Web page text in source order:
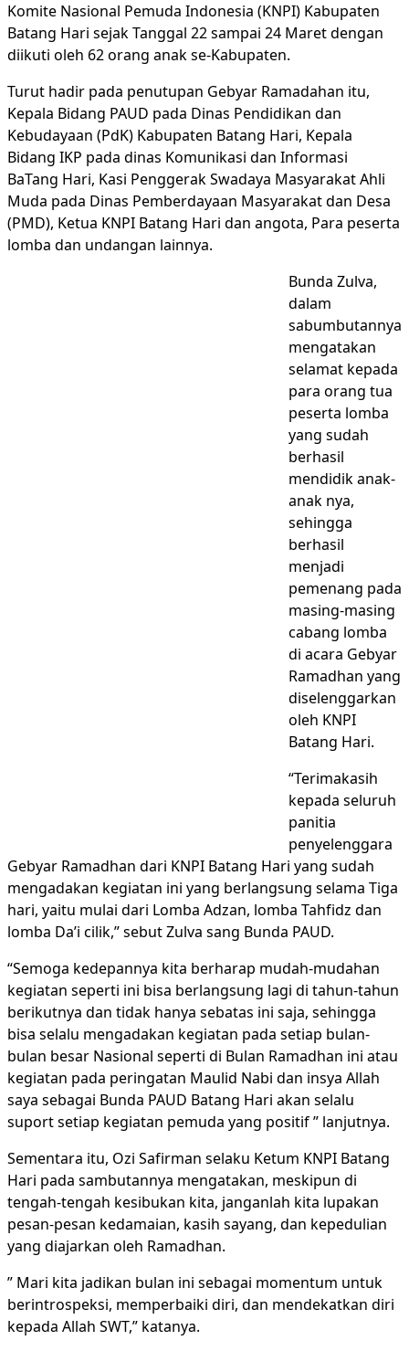
Komite Nasional Pemuda Indonesia (KNPI) Kabupaten
Batang Hari sejak Tanggal 22 sampai 24 Maret dengan
diikuti oleh 62 orang anak se-Kabupaten.
Turut hadir pada penutupan Gebyar Ramadahan itu,
Kepala Bidang PAUD pada Dinas Pendidikan dan
Kebudayaan (PdK) Kabupaten Batang Hari, Kepala
Bidang IKP pada dinas Komunikasi dan Informasi
BaTang Hari, Kasi Penggerak Swadaya Masyarakat Ahli
Muda pada Dinas Pemberdayaan Masyarakat dan Desa
(PMD), Ketua KNPI Batang Hari dan angota, Para peserta
lomba dan undangan lainnya.
Bunda Zulva,
dalam
sabumbutannya
mengatakan
selamat kepada
para orang tua
peserta lomba
yang sudah
berhasil
mendidik anak-
anak nya,
sehingga
berhasil
menjadi
pemenang pada
masing-masing
cabang lomba
di acara Gebyar
Ramadhan yang
diselenggarkan
oleh KNPI
Batang Hari.
“Terimakasih
kepada seluruh
panitia
penyelenggara
Gebyar Ramadhan dari KNPI Batang Hari yang sudah
mengadakan kegiatan ini yang berlangsung selama Tiga
hari, yaitu mulai dari Lomba Adzan, lomba Tahfidz dan
lomba Da’i cilik,” sebut Zulva sang Bunda PAUD.
“Semoga kedepannya kita berharap mudah-mudahan
kegiatan seperti ini bisa berlangsung lagi di tahun-tahun
berikutnya dan tidak hanya sebatas ini saja, sehingga
bisa selalu mengadakan kegiatan pada setiap bulan-
bulan besar Nasional seperti di Bulan Ramadhan ini atau
kegiatan pada peringatan Maulid Nabi dan insya Allah
saya sebagai Bunda PAUD Batang Hari akan selalu
suport setiap kegiatan pemuda yang positif ” lanjutnya.
Sementara itu, Ozi Safirman selaku Ketum KNPI Batang
Hari pada sambutannya mengatakan, meskipun di
tengah-tengah kesibukan kita, janganlah kita lupakan
pesan-pesan kedamaian, kasih sayang, dan kepedulian
yang diajarkan oleh Ramadhan.
” Mari kita jadikan bulan ini sebagai momentum untuk
berintrospeksi, memperbaiki diri, dan mendekatkan diri
kepada Allah SWT,” katanya.